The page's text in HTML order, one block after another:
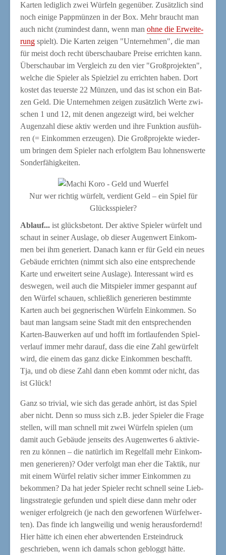
Kar­ten ledig­lich zwei Wür­feln gegen­über. Zusätz­lich sind
noch eini­ge Papp­mün­zen in der Box. Mehr braucht man
auch nicht (zumin­dest dann, wenn man ohne die Erwei­te­
rung spielt). Die Kar­ten zei­gen "Unter­neh­men", die man
für meist doch recht über­schau­ba­re Prei­se errich­ten kann.
Über­schau­bar im Ver­gleich zu den vier "Groß­pro­jek­ten",
wel­che die Spie­ler als Spiel­ziel zu errich­ten haben. Dort
kos­tet das teu­ers­te 22 Mün­zen, und das ist schon ein Bat­
zen Geld. Die Unter­neh­men zei­gen zusätz­lich Wer­te zwi­
schen 1 und 12, mit denen ange­zeigt wird, bei wel­cher
Augen­zahl die­se aktiv wer­den und ihre Funk­ti­on aus­füh­
ren (= Ein­kom­men erzeu­gen). Die Groß­pro­jek­te wie­der­
um brin­gen dem Spie­ler nach erfolg­tem Bau loh­nens­wer­te
Sonderfähigkeiten.
Nur wer rich­tig wür­felt, ver­dient Geld – ein Spiel für
Glücksspieler?
Ablauf... ist glücks­be­tont. Der akti­ve Spie­ler wür­felt und
schaut in sei­ner Aus­la­ge, ob die­ser Augen­wert Ein­kom­
men bei ihm gene­riert. Danach kann er für Geld ein neu­es
Gebäu­de errich­ten (nimmt sich also eine ent­spre­chen­de
Kar­te und erwei­tert sei­ne Aus­la­ge). Inter­es­sant wird es
des­we­gen, weil auch die Mit­spie­ler immer gespannt auf
den Wür­fel schau­en, schließ­lich gene­rie­ren bestimm­te
Kar­ten auch bei geg­ne­ri­schen Wür­feln Ein­kom­men. So
baut man lang­sam sei­ne Stadt mit den ent­spre­chen­den
Kar­ten-Bau­wer­ken auf und hofft im fort­lau­fen­den Spiel­
ver­lauf immer mehr dar­auf, dass die eine Zahl gewür­felt
wird, die einem das ganz dicke Ein­kom­men beschafft.
Tja, und ob die­se Zahl dann eben kommt oder nicht, das
ist Glück!
Ganz so tri­vi­al, wie sich das gera­de anhört, ist das Spiel
aber nicht. Denn so muss sich z.B. jeder Spie­ler die Fra­ge
stel­len, will man schnell mit zwei Wür­feln spie­len (um
damit auch Gebäu­de jen­seits des Augen­wer­tes 6 akti­vie­
ren zu kön­nen – die natür­lich im Regel­fall mehr Ein­kom­
men gene­rie­ren)? Oder ver­folgt man eher die Tak­tik, nur
mit einem Wür­fel rela­tiv sicher immer Ein­kom­men zu
bekom­men? Da hat jeder Spie­ler recht schnell sei­ne Lieb­
lings­stra­te­gie gefun­den und spielt die­se dann mehr oder
weni­ger erfolg­reich (je nach den gewor­fe­nen Wür­fel­wer­
ten). Das fin­de ich lang­wei­lig und wenig her­aus­for­dernd!
Hier hät­te ich einen eher abwer­ten­den Erst­ein­druck
geschrie­ben, wenn ich damals schon gebloggt hätte.